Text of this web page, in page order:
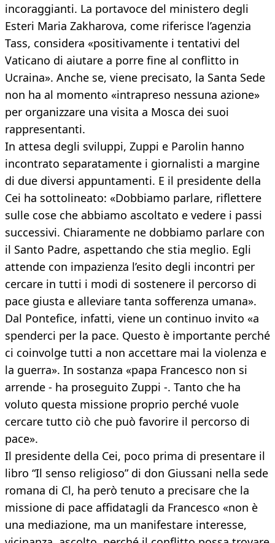
incoraggianti. La portavoce del ministero degli
Esteri Maria Zakharova, come riferisce l’agenzia
Tass, considera «positivamente i tentativi del
Vaticano di aiutare a porre fine al conflitto in
Ucraina». Anche se, viene precisato, la Santa Sede
non ha al momento «intrapreso nessuna azione»
per organizzare una visita a Mosca dei suoi
rappresentanti.
In attesa degli sviluppi, Zuppi e Parolin hanno
incontrato separatamente i giornalisti a margine
di due diversi appuntamenti. E il presidente della
Cei ha sottolineato: «Dobbiamo parlare, riflettere
sulle cose che abbiamo ascoltato e vedere i passi
successivi. Chiaramente ne dobbiamo parlare con
il Santo Padre, aspettando che stia meglio. Egli
attende con impazienza l’esito degli incontri per
cercare in tutti i modi di sostenere il percorso di
pace giusta e alleviare tanta sofferenza umana».
Dal Pontefice, infatti, viene un continuo invito «a
spenderci per la pace. Questo è importante perché
ci coinvolge tutti a non accettare mai la violenza e
la guerra». In sostanza «papa Francesco non si
arrende - ha proseguito Zuppi -. Tanto che ha
voluto questa missione proprio perché vuole
cercare tutto ciò che può favorire il percorso di
pace».
Il presidente della Cei, poco prima di presentare il
libro “Il senso religioso” di don Giussani nella sede
romana di Cl, ha però tenuto a precisare che la
missione di pace affidatagli da Francesco «non è
una mediazione, ma un manifestare interesse,